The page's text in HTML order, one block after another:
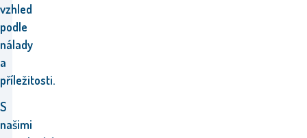
vzhled
podle
nálady
a
příležitosti.
S
našimi